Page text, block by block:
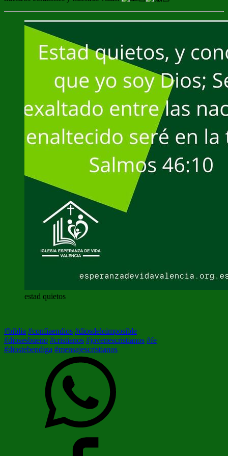
estad quietos
#biblia #confiaendios #diosdeloimposible
#diosesbueno #cristianos #jovenescristianos #fe
#diostebendiga #mensajescristianos